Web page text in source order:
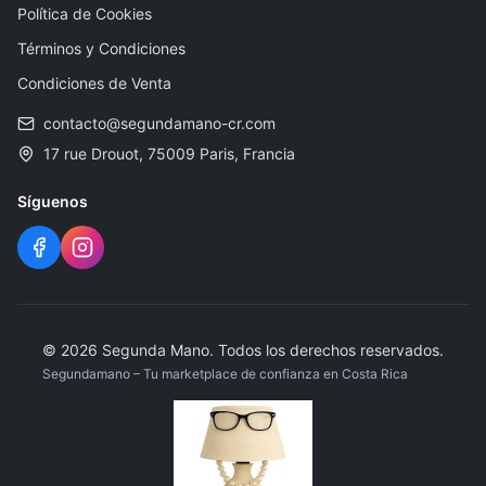
Política de Cookies
Términos y Condiciones
Condiciones de Venta
contacto@segundamano-cr.com
17 rue Drouot, 75009 Paris, Francia
Síguenos
© 2026 Segunda Mano. Todos los derechos reservados.
Segundamano – Tu marketplace de confianza en Costa Rica